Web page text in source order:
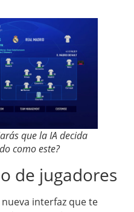
que la IA decida
como este?
de jugadores
interfaz que te